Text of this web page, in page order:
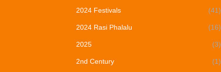
2024 Festivals (41)
2024 Rasi Phalalu (16)
2025 (3)
2nd Century (1)